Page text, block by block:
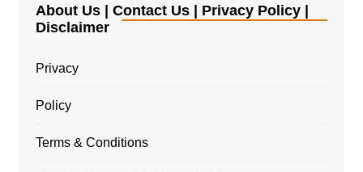
About Us | Contact Us | Privacy Policy |
Disclaimer
Privacy
Policy
Terms & Conditions